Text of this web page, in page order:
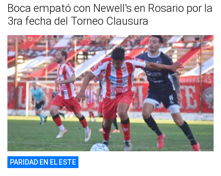
Boca empató con Newell's en Rosario por la
3ra fecha del Torneo Clausura
PARIDAD EN EL ESTE